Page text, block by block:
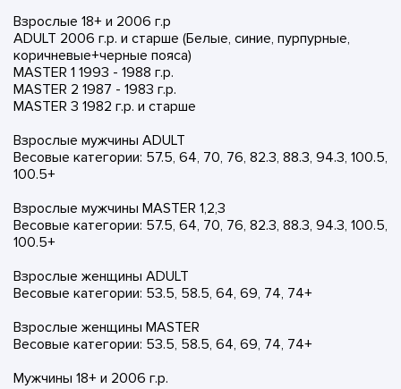
Взрослые 18+ и 2006 г.р
ADULT 2006 г.р. и старше (Белые, синие, пурпурные,
коричневые+черные пояса)
MASTER 1 1993 - 1988 г.р.
MASTER 2 1987 - 1983 г.р.
MASTER 3 1982 г.р. и старше
Взрослые мужчины ADULT
Весовые категории: 57.5, 64, 70, 76, 82.3, 88.3, 94.3, 100.5,
100.5+
Взрослые мужчины MASTER 1,2,3
Весовые категории: 57.5, 64, 70, 76, 82.3, 88.3, 94.3, 100.5,
100.5+
Взрослые женщины ADULT
Весовые категории: 53.5, 58.5, 64, 69, 74, 74+
Взрослые женщины MASTER
Весовые категории: 53.5, 58.5, 64, 69, 74, 74+
Мужчины 18+ и 2006 г.р.